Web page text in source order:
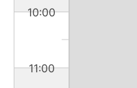
10:00
11:00